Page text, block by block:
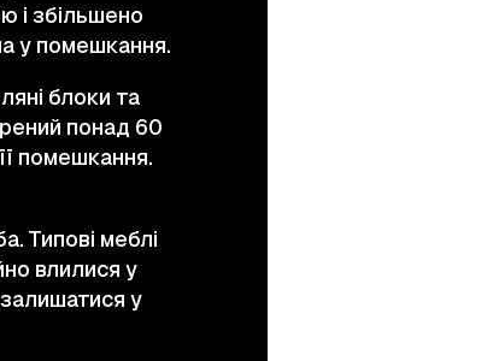
і збільшено
у помешкання.
блоки та
понад 60
помешкання.
Типові меблі
влилися у
у